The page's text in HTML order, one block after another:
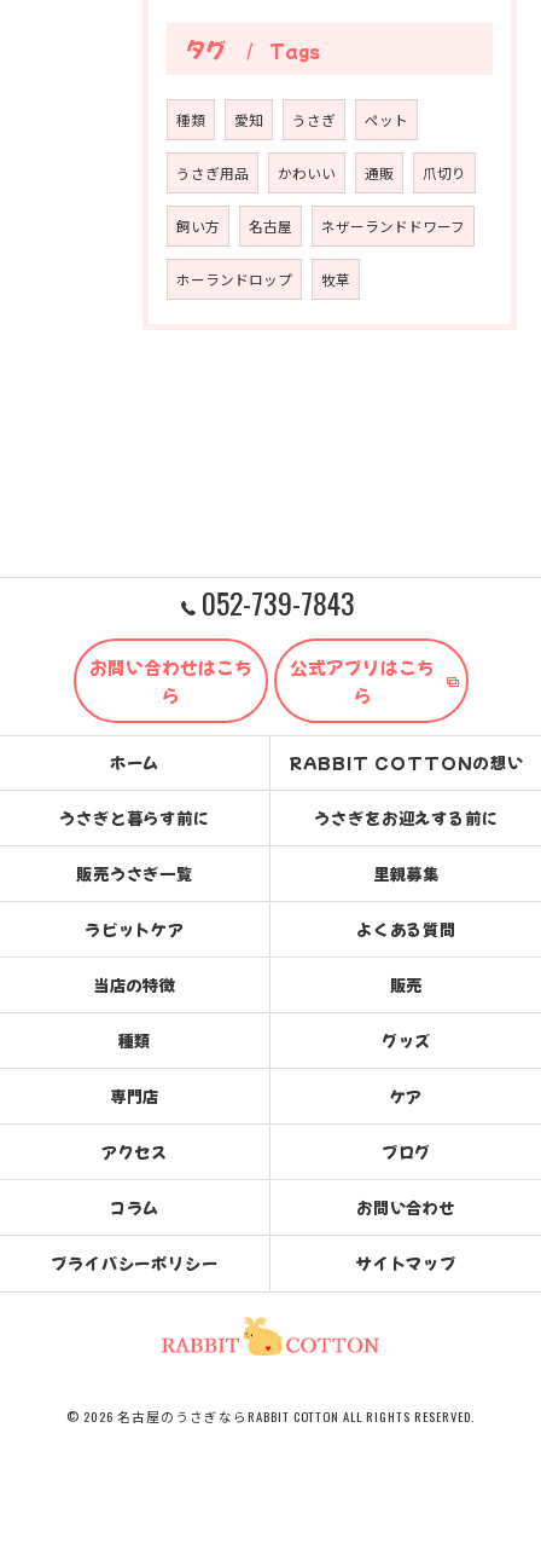
タグ Tags
種類 愛知 うさぎ ペット
うさぎ用品 かわいい 通販 爪切り
飼い方 名古屋 ネザーランドドワーフ
ホーランドロップ 牧草
052-739-7843
お問い合わせはこち
ら
公式アプリはこち
ら
ホーム RABBIT COTTONの想い
うさぎと暮らす前に うさぎをお迎えする前に
販売うさぎ一覧 里親募集
ラビットケア よくある質問
当店の特徴 販売
種類 グッズ
専門店 ケア
アクセス ブログ
コラム お問い合わせ
プライバシーポリシー サイトマップ
© 2026 名古屋のうさぎならRABBIT COTTON ALL RIGHTS RESERVED.